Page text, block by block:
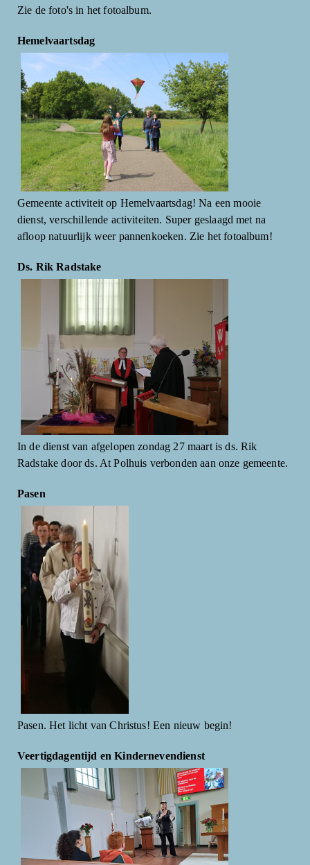
Zie de foto's in het fotoalbum.
Hemelvaartsdag
Gemeente activiteit op Hemelvaartsdag! Na een mooie
dienst, verschillende activiteiten. Super geslaagd met na
afloop natuurlijk weer pannenkoeken. Zie het fotoalbum!
Ds. Rik Radstake
In de dienst van afgelopen zondag 27 maart is ds. Rik
Radstake door ds. At Polhuis verbonden aan onze gemeente.
Pasen
Pasen. Het licht van Christus! Een nieuw begin!
Veertigdagentijd en Kindernevendienst